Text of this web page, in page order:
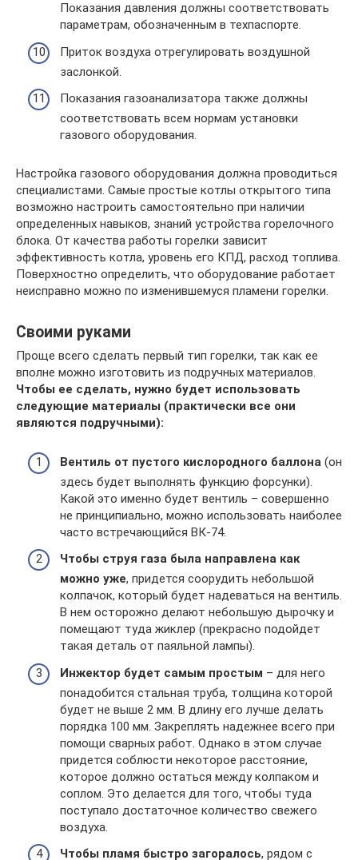
Показания давления должны соответствовать
параметрам, обозначенным в техпаспорте.
Приток воздуха отрегулировать воздушной
заслонкой.
Показания газоанализатора также должны
соответствовать всем нормам установки
газового оборудования.
Настройка газового оборудования должна проводиться
специалистами. Самые простые котлы открытого типа
возможно настроить самостоятельно при наличии
определенных навыков, знаний устройства горелочного
блока. От качества работы горелки зависит
эффективность котла, уровень его КПД, расход топлива.
Поверхностно определить, что оборудование работает
неисправно можно по изменившемуся пламени горелки.
Своими руками
Проще всего сделать первый тип горелки, так как ее
вполне можно изготовить из подручных материалов.
Чтобы ее сделать, нужно будет использовать
следующие материалы (практически все они
являются подручными):
Вентиль от пустого кислородного баллона (он
здесь будет выполнять функцию форсунки).
Какой это именно будет вентиль – совершенно
не принципиально, можно использовать наиболее
часто встречающийся ВК-74.
Чтобы струя газа была направлена как
можно уже, придется соорудить небольшой
колпачок, который будет надеваться на вентиль.
В нем осторожно делают небольшую дырочку и
помещают туда жиклер (прекрасно подойдет
такая деталь от паяльной лампы).
Инжектор будет самым простым – для него
понадобится стальная труба, толщина которой
будет не выше 2 мм. В длину его лучше делать
порядка 100 мм. Закреплять надежнее всего при
помощи сварных работ. Однако в этом случае
придется соблюсти некоторое расстояние,
которое должно остаться между колпаком и
соплом. Это делается для того, чтобы туда
поступало достаточное количество свежего
воздуха.
Чтобы пламя быстро загоралось, рядом с